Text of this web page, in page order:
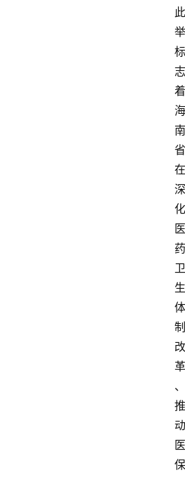
此
举
标
志
着
海
南
省
在
深
化
医
药
卫
生
体
制
改
革
、
推
动
医
保